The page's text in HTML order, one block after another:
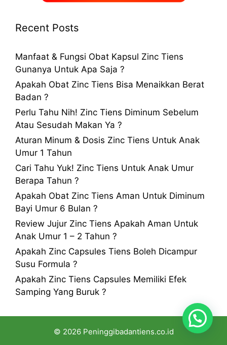
Recent Posts
Manfaat & Fungsi Obat Kapsul Zinc Tiens
Gunanya Untuk Apa Saja ?
Apakah Obat Zinc Tiens Bisa Menaikkan Berat
Badan ?
Perlu Tahu Nih! Zinc Tiens Diminum Sebelum
Atau Sesudah Makan Ya ?
Aturan Minum & Dosis Zinc Tiens Untuk Anak
Umur 1 Tahun
Cari Tahu Yuk! Zinc Tiens Untuk Anak Umur
Berapa Tahun ?
Apakah Obat Zinc Tiens Aman Untuk Diminum
Bayi Umur 6 Bulan ?
Review Jujur Zinc Tiens Apakah Aman Untuk
Anak Umur 1 – 2 Tahun ?
Apakah Zinc Capsules Tiens Boleh Dicampur
Susu Formula ?
Apakah Zinc Tiens Capsules Memiliki Efek
Samping Yang Buruk ?
© 2026 Peninggibadantiens.co.id